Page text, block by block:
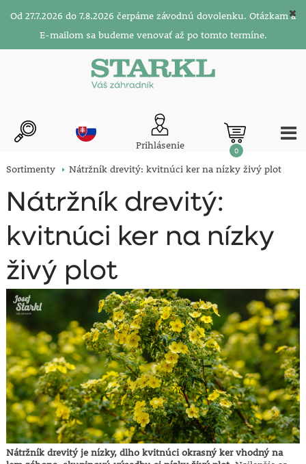
Od 27.7.2026 do 7.8.2026 čerpáme závodnú dovolenku. Otázkam a
E-mailom sa budeme venovať až po tomto termíne.
Prihlásenie 0
Sortimenty Nátržník drevitý: kvitnúci ker na nízky živý plot
Nátržník drevitý:
kvitnúci ker na nízky
živý plot
Nátržník drevitý je nízky, dlho kvitnúci okrasný ker vhodný na